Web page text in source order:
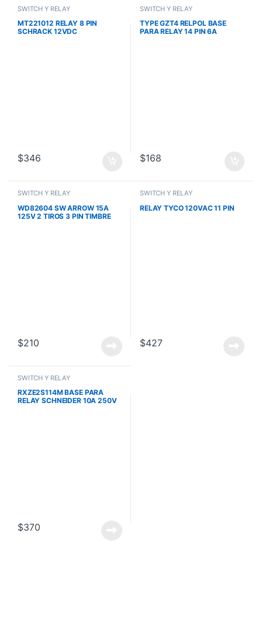
SWITCH Y RELAY
MT221012 RELAY 8 PIN
SCHRACK 12VDC
$346
SWITCH Y RELAY
TYPE GZT4 RELPOL BASE
PARA RELAY 14 PIN 6A
$168
SWITCH Y RELAY
WD82604 SW ARROW 15A
125V 2 TIROS 3 PIN TIMBRE
$210
SWITCH Y RELAY
RELAY TYCO 120VAC 11 PIN
$427
SWITCH Y RELAY
RXZE2S114M BASE PARA
RELAY SCHNEIDER 10A 250V
$370